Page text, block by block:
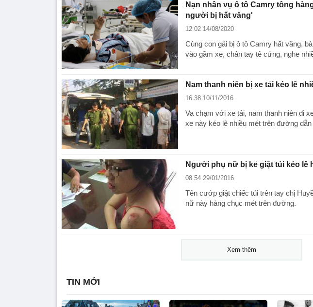
Nạn nhân vụ ô tô Camry tông
người bị hất văng'
12:02 14/08/2020
Cùng con gái bị ô tô Camry hất văng,
vào gầm xe, chân tay tê cứng, nghe
Nam thanh niên bị xe tải kéo lê
16:38 10/11/2016
Va chạm với xe tải, nam thanh niên đi
xe này kéo lê nhiều mét trên đường
Người phụ nữ bị kẻ giật túi kéo lê
08:54 29/01/2016
Tên cướp giật chiếc túi trên tay chị
nữ này hàng chục mét trên đường.
Xem thêm
TIN MỚI